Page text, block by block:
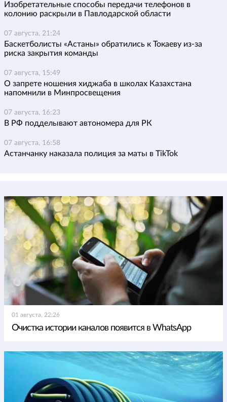
Изобретательные способы передачи телефонов в
колонию раскрыли в Павлодарской области
07 августа, 21:24
Баскетболисты «Астаны» обратились к Токаеву из-за
риска закрытия команды
07 августа, 15:49
О запрете ношения хиджаба в школах Казахстана
напомнили в Минпросвещения
07 августа, 16:23
В РФ подделывают автономера для РК
07 августа, 16:58
Астанчанку наказала полиция за маты в TikTok
01 августа, 22:26
Очистка истории каналов появится в WhatsApp